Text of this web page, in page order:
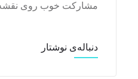
مشارکت خوب روی نقشه کمک
دنباله‌ی نوشتار